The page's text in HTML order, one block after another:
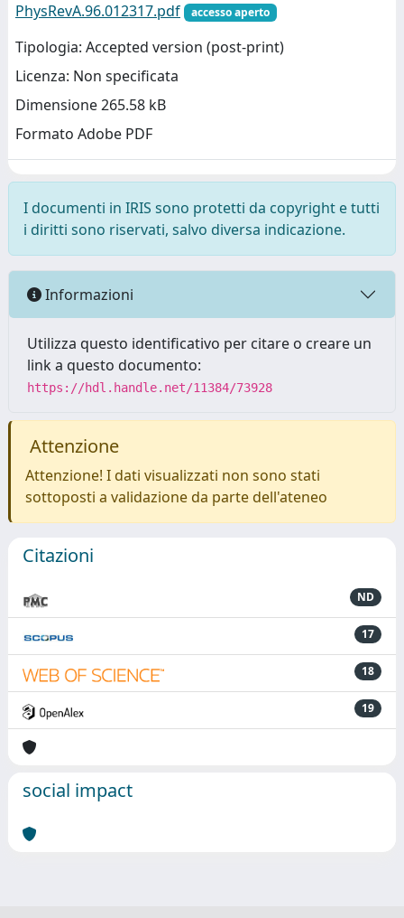
PhysRevA.96.012317.pdf accesso aperto
Tipologia: Accepted version (post-print)
Licenza: Non specificata
Dimensione 265.58 kB
Formato Adobe PDF
I documenti in IRIS sono protetti da copyright e tutti
i diritti sono riservati, salvo diversa indicazione.
Informazioni
Utilizza questo identificativo per citare o creare un
link a questo documento:
https://hdl.handle.net/11384/73928
Attenzione
Attenzione! I dati visualizzati non sono stati
sottoposti a validazione da parte dell'ateneo
Citazioni
ND
17
18
19
social impact